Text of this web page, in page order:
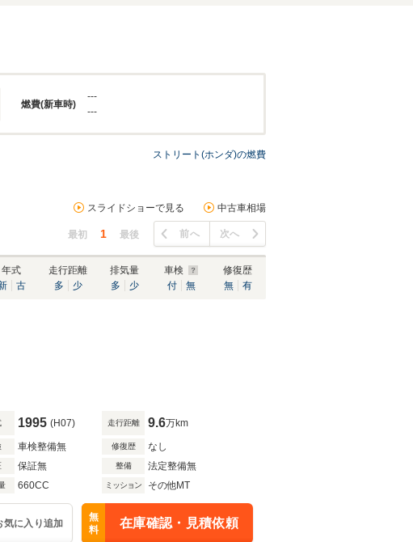
燃費(新車時)
---
---
ストリート(ホンダ)の燃費
スライドショーで見る 中古車相場
最初 1 最後 前へ 次へ
年式
古
走行距離
多
少
排気量
多
少
車検
付
無
修復歴
無
有
1995 (H07) 走行距離 9.6万km
車検整備無 修復歴 なし
保証無 整備 法定整備無
660CC ミッション その他MT
気に入り追加
無
料
在庫確認・見積依頼